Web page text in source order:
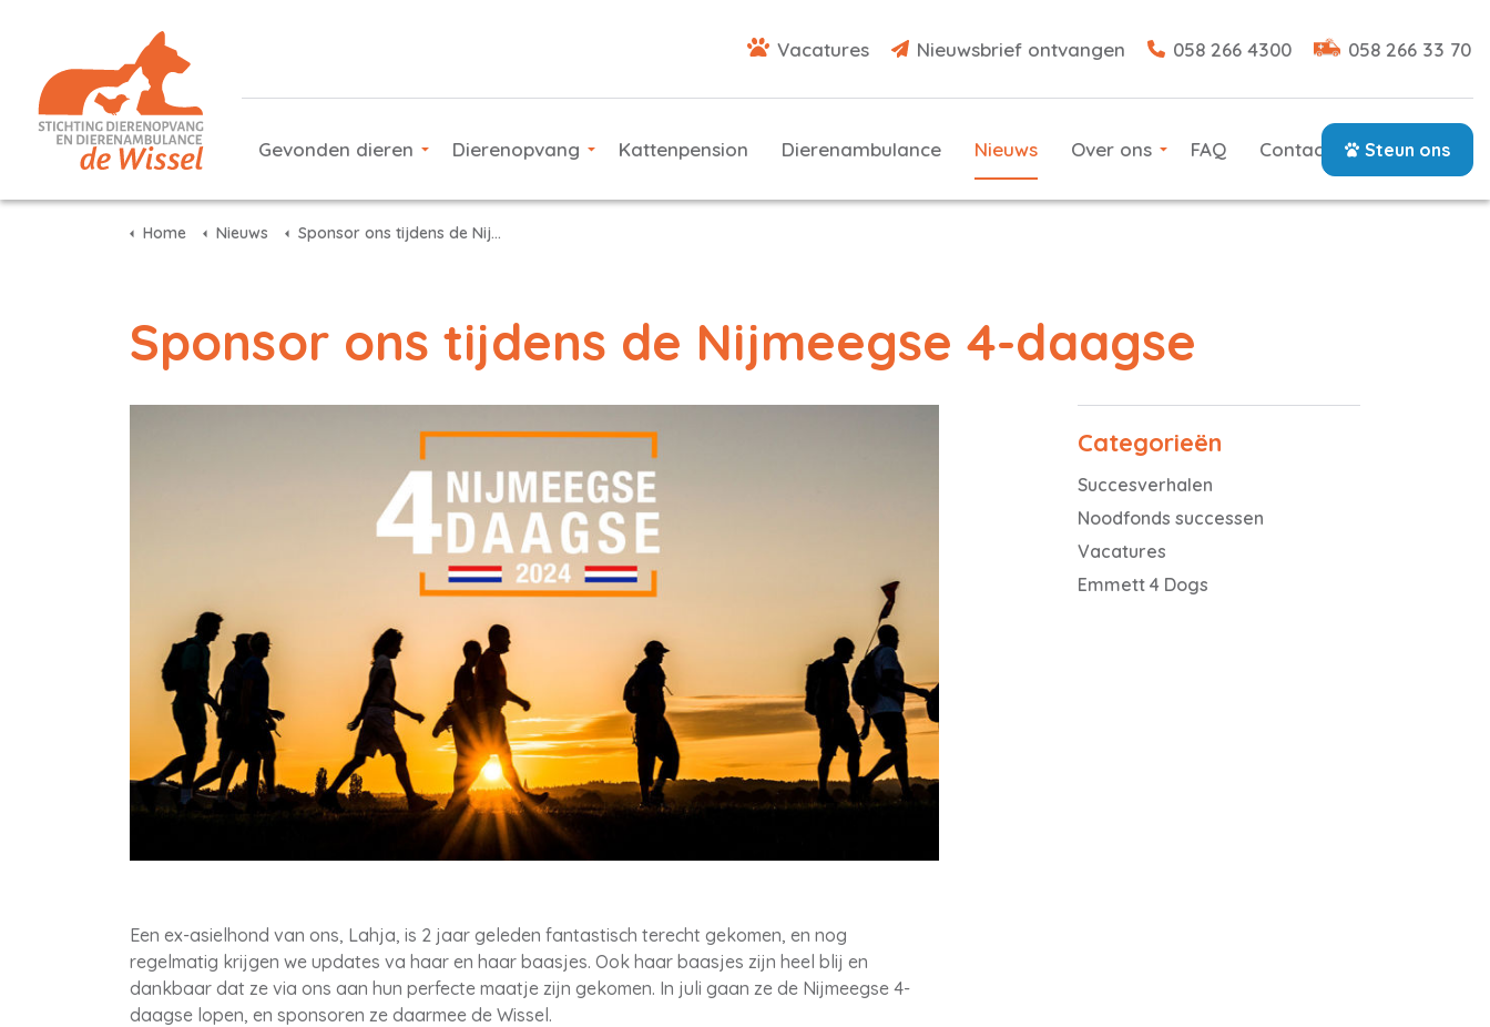
Gevonden dieren Dierenopvang Kattenpension Dierenambulance Nieuws Over ons FAQ Contact
Vacatures Nieuwsbrief ontvangen 058 266 4300 058 266 33 70
Steun ons
Home Nieuws Sponsor ons tijdens de Nijmeegse vierdaagse
Sponsor ons tijdens de Nijmeegse 4-daagse
Een ex-asielhond van ons, Lahja, is 2 jaar geleden fantastisch terecht gekomen, en nog
regelmatig krijgen we updates va haar en haar baasjes. Ook haar baasjes zijn heel blij en
dankbaar dat ze via ons aan hun perfecte maatje zijn gekomen. In juli gaan ze de Nijmeegse 4-
daagse lopen, en sponsoren ze daarmee de Wissel.
Categorieën
Succesverhalen
Noodfonds successen
Vacatures
Emmett 4 Dogs